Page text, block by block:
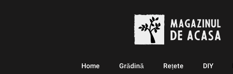
Home Grădină Rețete DIY